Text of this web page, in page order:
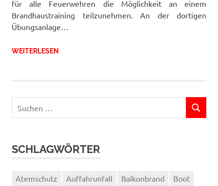
für alle Feuerwehren die Möglichkeit an einem
Brandhaustraining teilzunehmen. An der dortigen
Übungsanlage…
WEITERLESEN
nach:
SUCHEN
SCHLAGWÖRTER
Atemschutz Auffahrunfall Balkonbrand
Boot